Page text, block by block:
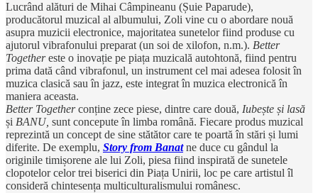
Lucrând alături de Mihai Câmpineanu (Șuie Paparude),
producătorul muzical al albumului, Zoli vine cu o abordare nouă
asupra muzicii electronice, majoritatea sunetelor fiind produse cu
ajutorul vibrafonului preparat (un soi de xilofon, n.m.). Better
Togethereste o inovație pe piața muzicală autohtonă, fiind pentru
prima dată când vibrafonul, un instrument cel mai adesea folosit în
muzica clasică sau în jazz, este integrat în muzica electronică în
maniera aceasta.
Better Togetherconține zece piese, dintre care două, Iubește și lasă
și BANU, sunt concepute în limba română. Fiecare produs muzical
reprezintă un concept de sine stătător care te poartă în stări și lumi
diferite. De exemplu, Story from Banat ne duce cu gândul la
originile timișorene ale lui Zoli, piesa fiind inspirată de sunetele
clopotelor celor trei biserici din Piața Unirii, loc pe care artistul îl
consideră chintesența multiculturalismului românesc.